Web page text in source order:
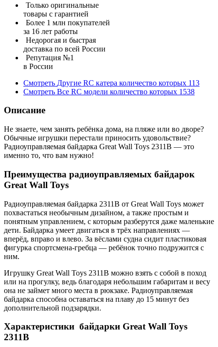
Только оригинальные
товары с гарантией
Более 1 млн покупателей
за 16 лет работы
Недорогая и быстрая
доставка по всей России
Репутация №1
в России
Смотреть Другие RC катера количество которых 113
Смотреть Все RC модели количество которых 1538
Описание
Не знаете, чем занять ребёнка дома, на пляже или во дворе?
Обычные игрушки перестали приносить удовольствие?
Радиоуправляемая байдарка Great Wall Toys 2311B — это
именно то, что вам нужно!
Преимущества радиоуправляемых байдарок
Great Wall Toys
Радиоуправляемая байдарка 2311B от Great Wall Toys может
похвастаться необычным дизайном, а также простым и
понятным управлением, с которым разберутся даже маленькие
дети. Байдарка умеет двигаться в трёх направлениях —
вперёд, вправо и влево. За вёслами судна сидит пластиковая
фигурка спортсмена-гребца — ребёнок точно подружится с
ним.
Игрушку Great Wall Toys 2311B можно взять с собой в поход
или на прогулку, ведь благодаря небольшим габаритам и весу
она не займет много места в рюкзаке. Радиоуправляемая
байдарка способна оставаться на плаву до 15 минут без
дополнительной подзарядки.
Характеристики байдарки Great Wall Toys
2311B